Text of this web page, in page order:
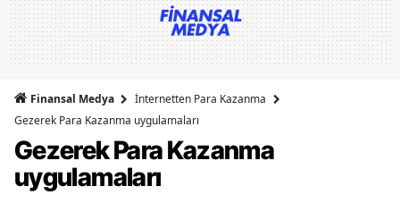
Finansal Medya
İnternetten Para Kazanma
Gezerek Para Kazanma uygulamaları
Gezerek Para Kazanma
uygulamaları